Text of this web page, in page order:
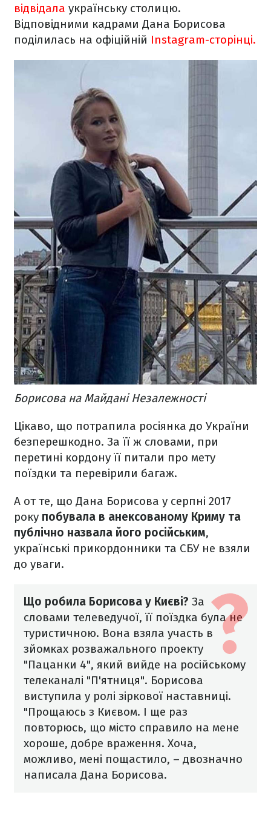
відвідала українську столицю.
Відповідними кадрами Дана Борисова
поділилась на офіційній Instagram-сторінці.
Борисова на Майдані Незалежності
Цікаво, що потрапила росіянка до України
безперешкодно. За її ж словами, при
перетині кордону її питали про мету
поїздки та перевірили багаж.
А от те, що Дана Борисова у серпні 2017
року побувала в анексованому Криму та
публічно назвала його російським,
українські прикордонники та СБУ не взяли
до уваги.
Що робила Борисова у Києві? За
словами телеведучої, її поїздка була не
туристичною. Вона взяла участь в
зйомках розважального проекту
"Пацанки 4", який вийде на російському
телеканалі "П'ятниця". Борисова
виступила у ролі зіркової наставниці.
"Прощаюсь з Києвом. І ще раз
повторюсь, що місто справило на мене
хороше, добре враження. Хоча,
можливо, мені пощастило, – двозначно
написала Дана Борисова.